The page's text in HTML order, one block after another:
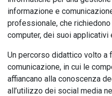
informazione e
professionale, che
computer, dei suoi applicativi
Un percorso didattico volto
comunicazione, in cui le
affiancano alla conoscenza
all’utilizzo dei social media